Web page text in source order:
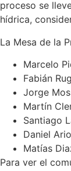
proceso se
hídrica,
La Mesa de la
Marcelo
Fabián
Jorge
Martín
Santiago
Daniel
Matías
Para ver el